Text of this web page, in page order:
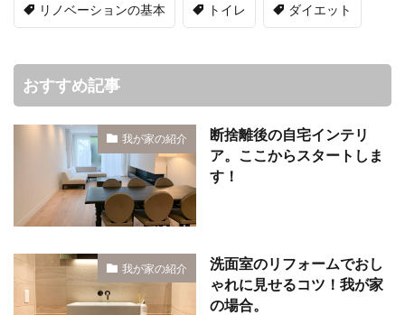
リノベーションの基本 トイレ ダイエット
おすすめ記事
我が家の紹介
断捨離後の自宅インテリ
ア。ここからスタートしま
す！
我が家の紹介
洗面室のリフォームでおし
ゃれに見せるコツ！我が家
の場合。